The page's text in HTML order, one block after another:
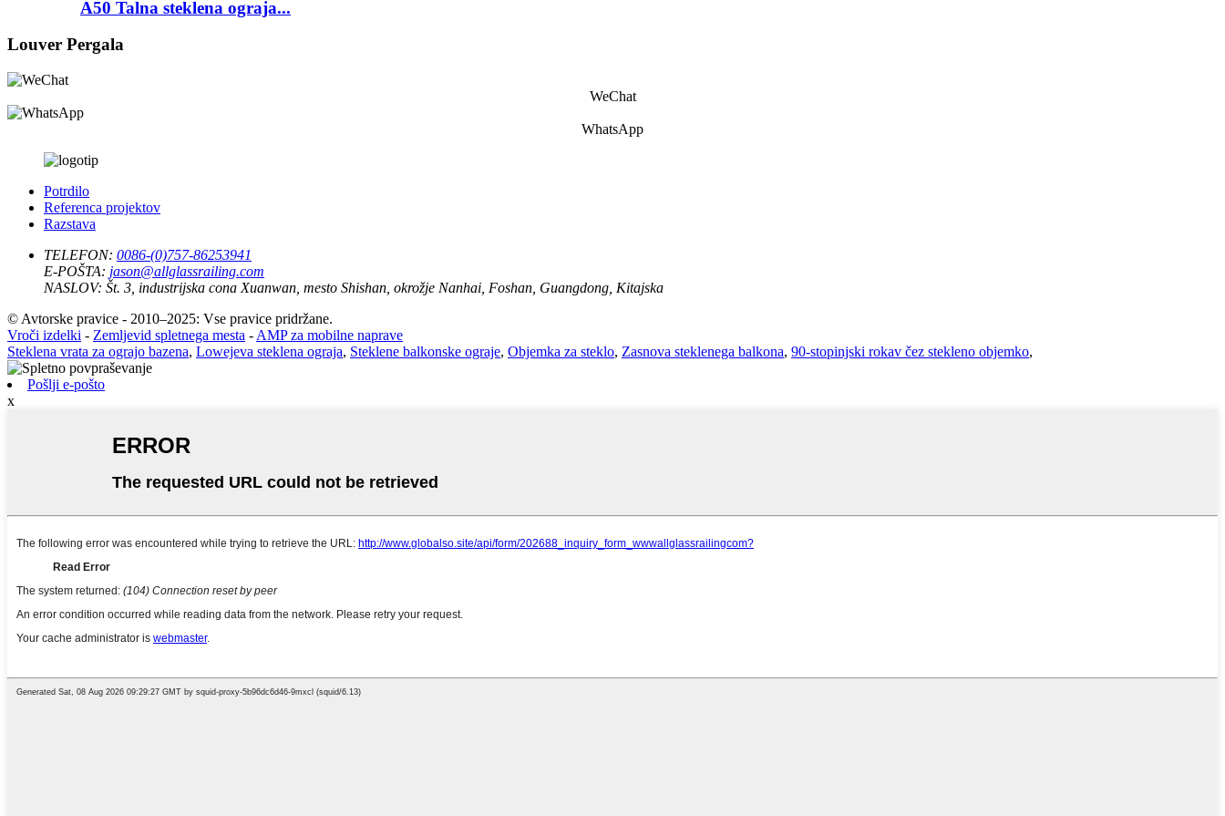
A50 Talna steklena ograja...
Louver Pergala
WeChat
WhatsApp
Potrdilo
Referenca projektov
Razstava
TELEFON: 0086-(0)757-86253941
E-POŠTA: jason@allglassrailing.com
NASLOV: Št. 3, industrijska cona Xuanwan, mesto Shishan, okrožje Nanhai, Foshan, Guangdong, Kitajska
© Avtorske pravice - 2010–2025: Vse pravice pridržane.
Vroči izdelki - Zemljevid spletnega mesta - AMP za mobilne naprave
Steklena vrata za ograjo bazena, Lowejeva steklena ograja, Steklene balkonske ograje, Objemka za steklo, Zasnova steklenega balkona, 90-stopinjski rokav čez stekleno objemko,
Pošlji e-pošto
x